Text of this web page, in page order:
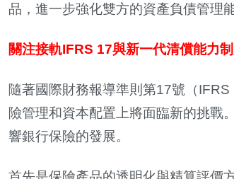
品，進一步強化雙方的資產負債管理
關注接軌IFRS 17與新一代清償能力
隨著國際財務報導準則第17號（
險管理和資本配置上將面臨新的挑戰
響銀行保險的發展。